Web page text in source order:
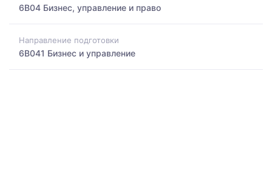
6B04 Бизнес, управление и право
Направление подготовки
6B041 Бизнес и управление